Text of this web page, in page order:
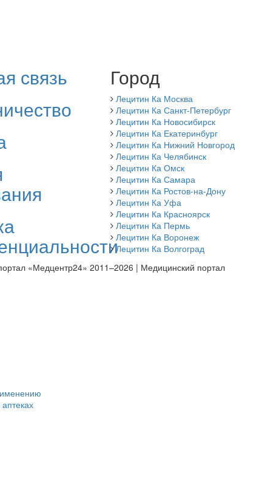
связь
Город
Лецитин Ка Москва
Лецитин Ка Санкт-Петербург
Лецитин Ка Новосибирск
Лецитин Ка Екатеринбург
Лецитин Ка Нижний Новгород
Лецитин Ка Челябинск
Лецитин Ка Омск
Лецитин Ка Самара
Лецитин Ка Ростов-на-Дону
Лецитин Ка Уфа
Лецитин Ка Красноярск
Лецитин Ка Пермь
Лецитин Ка Воронеж
Лецитин Ка Волгоград
«Медцентр24» 2011–2026 | Медицинский портал